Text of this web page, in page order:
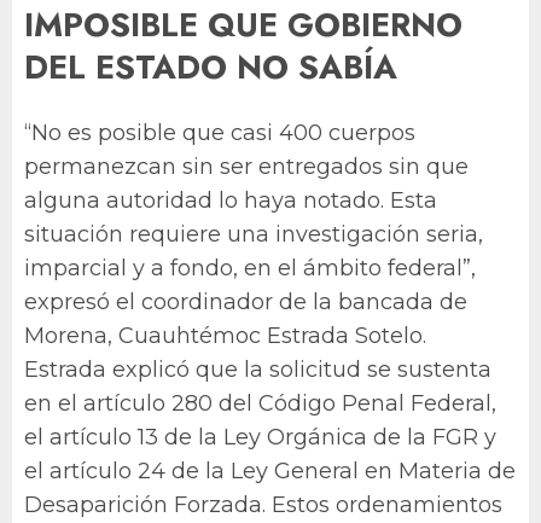
IMPOSIBLE QUE GOBIERNO
DEL ESTADO NO SABÍA
“No es posible que casi 400 cuerpos
permanezcan sin ser entregados sin que
alguna autoridad lo haya notado. Esta
situación requiere una investigación seria,
imparcial y a fondo, en el ámbito federal”,
expresó el coordinador de la bancada de
Morena, Cuauhtémoc Estrada Sotelo.
Estrada explicó que la solicitud se sustenta
en el artículo 280 del Código Penal Federal,
el artículo 13 de la Ley Orgánica de la FGR y
el artículo 24 de la Ley General en Materia de
Desaparición Forzada. Estos ordenamientos